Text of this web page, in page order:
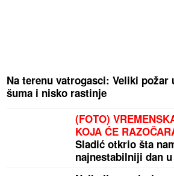
Na terenu vatrogasci: Veliki požar
šuma i nisko rastinje
(FOTO)
KOJA ĆE
Sladić otkrio šta
najnestabilniji dan